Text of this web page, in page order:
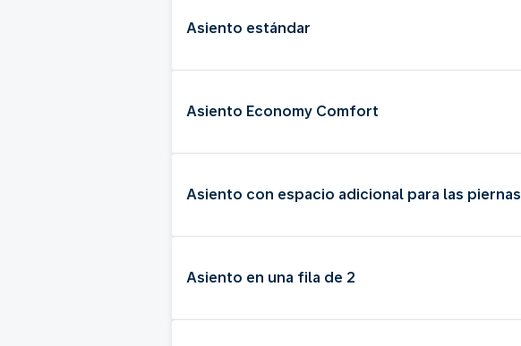
Asiento estándar
Asiento Economy Comfort
Asiento con espacio adicional para las piernas
Asiento en una fila de 2